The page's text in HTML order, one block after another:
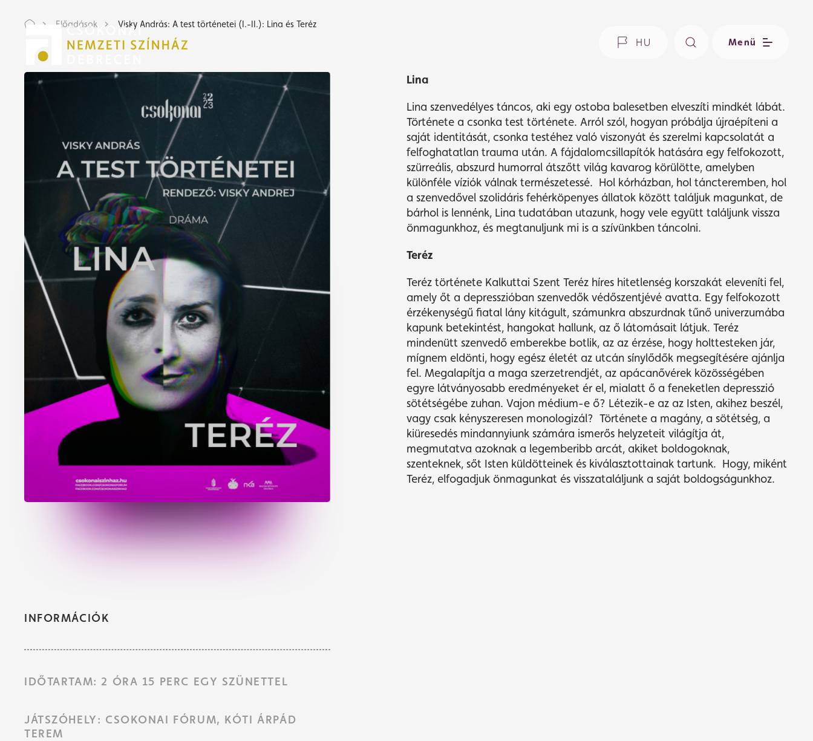
HU Menü
Előadások Visky András: A test történetei (I.-II.): Lina és Teréz
Lina
Lina szenvedélyes táncos, aki egy ostoba balesetben elveszíti mindkét lábát.
Története a csonka test története. Arról szól, hogyan próbálja újraépíteni a
saját identitását, csonka testéhez való viszonyát és szerelmi kapcsolatát a
felfoghatatlan trauma után. A fájdalomcsillapítók hatására egy felfokozott,
szürreális, abszurd humorral átszőtt világ kavarog körülötte, amelyben
különféle víziók válnak természetessé. Hol kórházban, hol táncteremben, hol
a szenvedővel szolidáris fehérköpenyes állatok között találjuk magunkat, de
bárhol is lennénk, Lina tudatában utazunk, hogy vele együtt találjunk vissza
önmagunkhoz, és megtanuljunk mi is a szívünkben táncolni.
Teréz
Teréz története Kalkuttai Szent Teréz híres hitetlenség korszakát eleveníti fel,
amely őt a depresszióban szenvedők védőszentjévé avatta. Egy felfokozott
érzékenységű fiatal lány kitágult, számunkra abszurdnak tűnő univerzumába
kapunk betekintést, hangokat hallunk, az ő látomásait látjuk. Teréz
mindenütt szenvedő emberekbe botlik, az az érzése, hogy holttesteken jár,
mígnem eldönti, hogy egész életét az utcán sínylődők megsegítésére ajánlja
fel. Megalapítja a maga szerzetrendjét, az apácanővérek közösségében
egyre látványosabb eredményeket ér el, mialatt ő a feneketlen depresszió
sötétségébe zuhan. Vajon médium-e ő? Létezik-e az az Isten, akihez beszél,
vagy csak kényszeresen monologizál? Története a magány, a sötétség, a
kiüresedés mindannyiunk számára ismerős helyzeteit világítja át,
megmutatva azoknak a legemberibb arcát, akiket boldogoknak,
szenteknek, sőt Isten küldötteinek és kiválasztottainak tartunk. Hogy, miként
Teréz, elfogadjuk önmagunkat és visszataláljunk a saját boldogságunkhoz.
INFORMÁCIÓK
IDŐTARTAM: 2 ÓRA 15 PERC EGY SZÜNETTEL
JÁTSZÓHELY: CSOKONAI FÓRUM, KÓTI ÁRPÁD
TEREM